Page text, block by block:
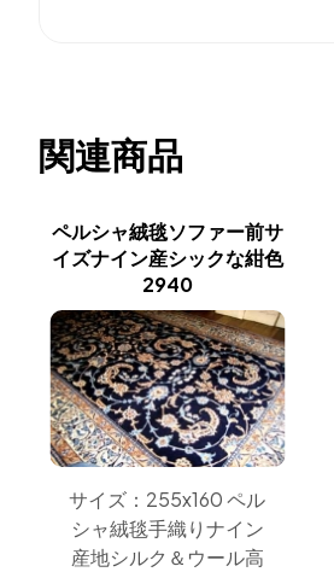
関連商品
ペルシャ絨毯ソファー前サ
イズナイン産シックな紺色
2940
サイズ：255x160 ペル
シャ絨毯手織りナイン
産地シルク＆ウール高